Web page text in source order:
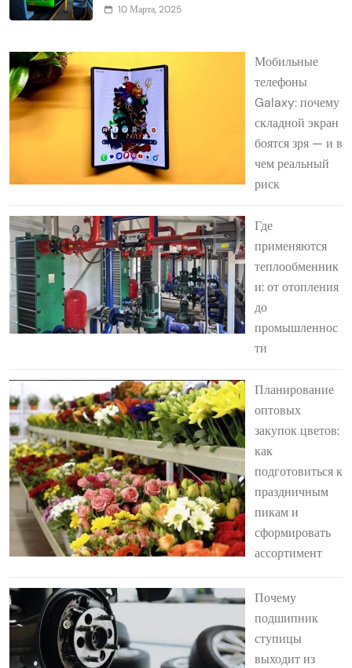
10 Марта, 2025
Мобильные
телефоны
Galaxy: почему
складной экран
боятся зря — и в
чем реальный
риск
Где
применяются
теплообменник
и: от отопления
до
промышленнос
ти
Планирование
оптовых
закупок цветов:
как
подготовиться к
праздничным
пикам и
сформировать
ассортимент
Почему
подшипник
ступицы
выходит из